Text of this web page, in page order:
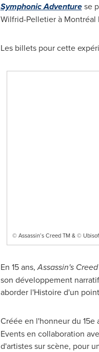
Symphonic Adventurese
Wilfrid-Pelletier à
Les billets pour cette
© Assassin’s Creed TM & ©
En 15 ans,Assassin's Creed
son développement
aborder l'Histoire d'un
Créée en l'honneur du
Events en collaboration
d'artistes sur scène, pour